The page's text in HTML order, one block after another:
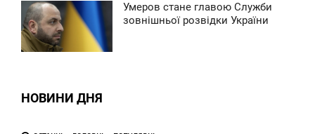
Умеров стане главою Служби
зовнішньої розвідки України
НОВИНИ ДНЯ